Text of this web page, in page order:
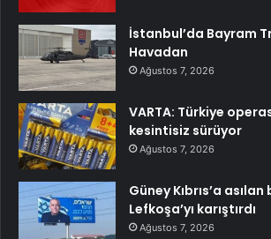
İstanbul’da Bayram
Havadan
Ağustos 7, 2026
VARTA: Türkiye
kesintisiz sürüyor
Ağustos 7, 2026
Güney Kıbrıs’a
Lefkoşa’yı karıştırdı
Ağustos 7, 2026